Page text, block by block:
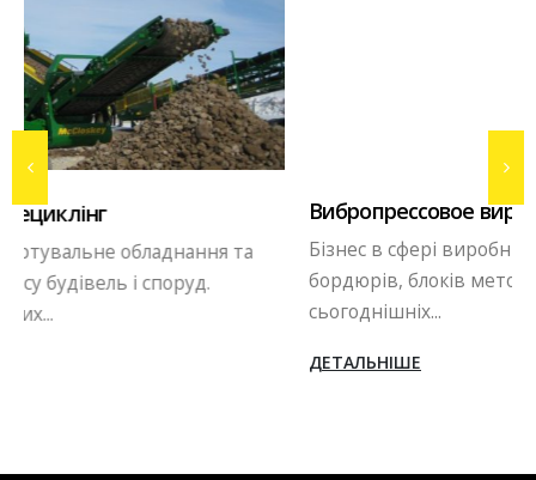
Вибропрессовое виробництво
Бізнес в сфері виробництва тротуарної плитки,
бордюрів, блоків методом вібропресування. В
сьогоднішніх...